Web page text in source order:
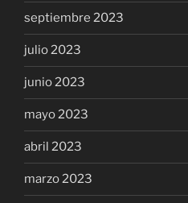
septiembre 2023
julio 2023
junio 2023
mayo 2023
abril 2023
marzo 2023